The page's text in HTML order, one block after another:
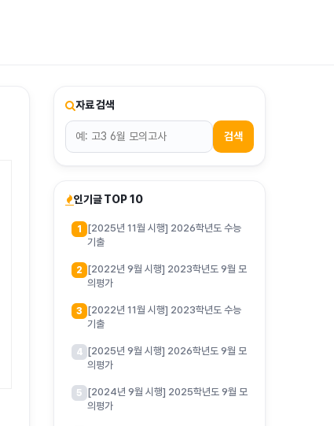
자료 검색
검색
인기글 TOP 10
1
[2025년 11월 시행] 2026학년도 수능
기출
2 [2022년 9월 시행] 2023학년도 9월 모
의평가
3 [2022년 11월 시행] 2023학년도 수능
기출
4 [2025년 9월 시행] 2026학년도 9월 모
의평가
5 [2024년 9월 시행] 2025학년도 9월 모
의평가